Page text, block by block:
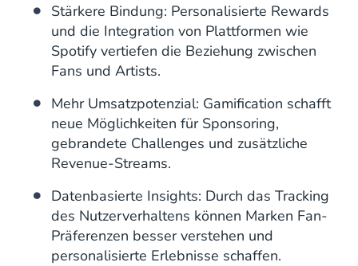
Stärkere Bindung: Personalisierte Rewards
und die Integration von Plattformen wie
Spotify vertiefen die Beziehung zwischen
Fans und Artists.
Mehr Umsatzpotenzial: Gamification schafft
neue Möglichkeiten für Sponsoring,
gebrandete Challenges und zusätzliche
Revenue-Streams.
Datenbasierte Insights: Durch das Tracking
des Nutzerverhaltens können Marken Fan-
Präferenzen besser verstehen und
personalisierte Erlebnisse schaffen.